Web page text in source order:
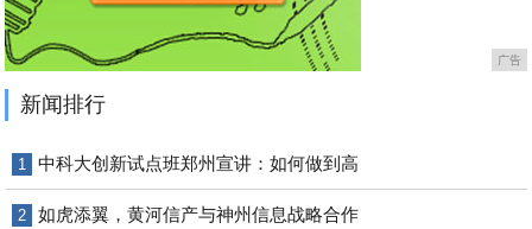
广告
新闻排行
1 中科大创新试点班郑州宣讲：如何做到高
2 如虎添翼，黄河信产与神州信息战略合作